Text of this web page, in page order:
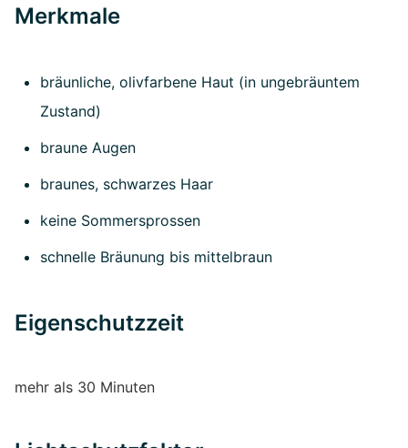
Merkmale
bräunliche, olivfarbene Haut (in ungebräuntem
Zustand)
braune Augen
braunes, schwarzes Haar
keine Sommersprossen
schnelle Bräunung bis mittelbraun
Eigenschutzzeit
mehr als 30 Minuten